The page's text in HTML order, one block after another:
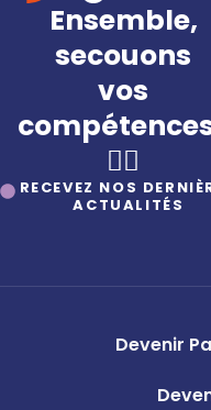
Ensemble,
secouons
vos
🤸‍♀️
RECEVEZ NOS
ACTUALITÉS
Devenir